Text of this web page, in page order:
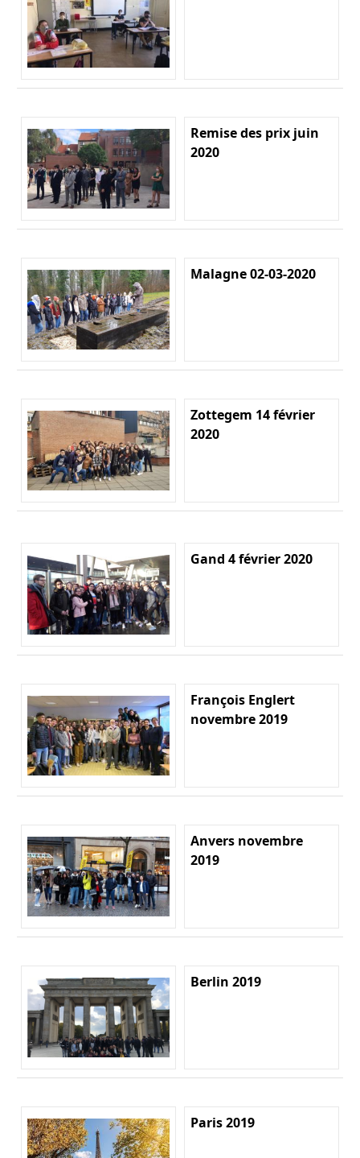
Remise des prix juin
2020
Malagne 02-03-2020
Zottegem 14 février
2020
Gand 4 février 2020
François Englert
novembre 2019
Anvers novembre
2019
Berlin 2019
Paris 2019